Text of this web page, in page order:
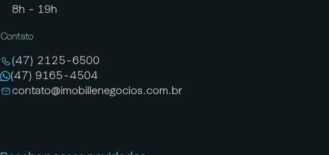
8h - 19h
Contato
(47) 2125-6500
(47) 9165-4504
contato@imobillenegocios.com.br